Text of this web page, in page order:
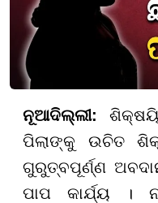
ନୂଆଦିଲ୍ଲୀ:
ପିଲାଙ୍କୁ ଉଚିତ
ଗୁରୁତ୍ବପୂର୍ଣ୍ଣ
ପାପ କାର୍ଯ୍ୟ ।